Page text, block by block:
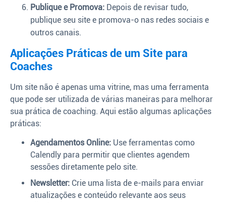
Publique e Promova: Depois de revisar tudo,
publique seu site e promova-o nas redes sociais e
outros canais.
Aplicações Práticas de um Site para
Coaches
Um site não é apenas uma vitrine, mas uma ferramenta
que pode ser utilizada de várias maneiras para melhorar
sua prática de coaching. Aqui estão algumas aplicações
práticas:
Agendamentos Online: Use ferramentas como
Calendly para permitir que clientes agendem
sessões diretamente pelo site.
Newsletter: Crie uma lista de e-mails para enviar
atualizações e conteúdo relevante aos seus